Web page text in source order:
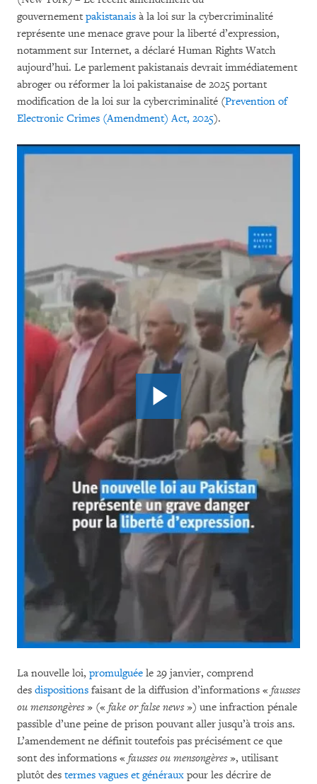
gouvernement pakistanais à la loi sur la cybercriminalité
représente une menace grave pour la liberté d’expression,
notamment sur Internet, a déclaré Human Rights Watch
aujourd’hui. Le parlement pakistanais devrait immédiatement
abroger ou réformer la loi pakistanaise de 2025 portant
modification de la loi sur la cybercriminalité (Prevention of
Electronic Crimes (Amendment) Act, 2025).
La nouvelle loi, promulguée le 29 janvier, comprend
des dispositions faisant de la diffusion d’informations « fausses
ou mensongères» (« fake or false news») une infraction pénale
passible d’une peine de prison pouvant aller jusqu’à trois ans.
L’amendement ne définit toutefois pas précisément ce que
sont des informations « fausses ou mensongères», utilisant
plutôt des termes vagues et généraux pour les décrire de